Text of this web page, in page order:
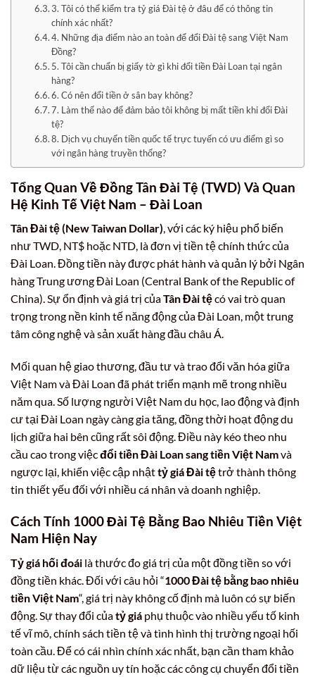
3. Tôi có thể kiểm tra tỷ giá Đài tệ ở đâu để có thông tin
chính xác nhất?
4. Những địa điểm nào an toàn để đổi Đài tệ sang Việt Nam
Đồng?
5. Tôi cần chuẩn bị giấy tờ gì khi đổi tiền Đài Loan tại ngân
hàng?
6. Có nên đổi tiền ở sân bay không?
7. Làm thế nào để đảm bảo tôi không bị mất tiền khi đổi Đài
tệ?
8. Dịch vụ chuyển tiền quốc tế trực tuyến có ưu điểm gì so
với ngân hàng truyền thống?
Tổng Quan Về Đồng Tân Đài Tệ (TWD) Và Quan
Hệ Kinh Tế Việt Nam – Đài Loan
Tân Đài tệ (New Taiwan Dollar), với các ký hiệu phổ biến
như TWD, NT$ hoặc NTD, là đơn vị tiền tệ chính thức của
Đài Loan. Đồng tiền này được phát hành và quản lý bởi Ngân
hàng Trung ương Đài Loan (Central Bank of the Republic of
China). Sự ổn định và giá trị củaTân Đài tệcó vai trò quan
trọng trong nền kinh tế năng động của Đài Loan, một trung
tâm công nghệ và sản xuất hàng đầu châu Á.
Mối quan hệ giao thương, đầu tư và trao đổi văn hóa giữa
Việt Nam và Đài Loan đã phát triển mạnh mẽ trong nhiều
năm qua. Số lượng người Việt Nam du học, lao động và định
cư tại Đài Loan ngày càng gia tăng, đồng thời hoạt động du
lịch giữa hai bên cũng rất sôi động. Điều này kéo theo nhu
cầu cao trong việcđổi tiền Đài Loan sang tiền Việt Namvà
ngược lại, khiến việc cập nhậttỷ giá Đài tệtrở thành thông
tin thiết yếu đối với nhiều cá nhân và doanh nghiệp.
Cách Tính 1000 Đài Tệ Bằng Bao Nhiêu Tiền Việt
Nam Hiện Nay
Tỷ giá hối đoái là thước đo giá trị của một đồng tiền so với
đồng tiền khác. Đối với câu hỏi “1000 Đài tệ bằng bao nhiêu
tiền Việt Nam“, giá trị này không cố định mà luôn có sự biến
động. Sự thay đổi củatỷ giá phụ thuộc vào nhiều yếu tố kinh
tế vĩ mô, chính sách tiền tệ và tình hình thị trường ngoại hối
toàn cầu. Để có cái nhìn chính xác nhất, bạn cần tham khảo
dữ liệu từ các nguồn uy tín hoặc các công cụ chuyển đổi tiền